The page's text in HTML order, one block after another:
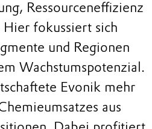
Ressourceneffizienz
fokussiert sich
und Regionen
Wachstumspotenzial.
Evonik mehr
aus